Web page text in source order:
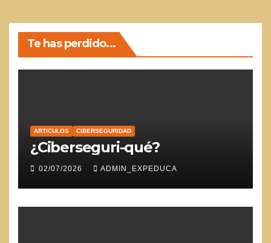
Te has perdido...
ARTICULOS CIBERSEGURIDAD
¿Ciberseguri-qué?
02/07/2026 ADMIN_EXPEDUCA